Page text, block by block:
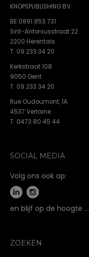
KNOPSPUBLISHING BV
BE 0891.853.731
Sint-Antoniusstraat 22
2200 Herentals
T. 09 233 34 20
Kerkstraat 108
9050 Gent
T. 09 233 34 20
Rue Oudoumont, 1A
4537 Verlaine
T. 0473 80 45 44
SOCIAL MEDIA
Volg ons ook op:
en blijf op de hoogte …
ZOEKEN